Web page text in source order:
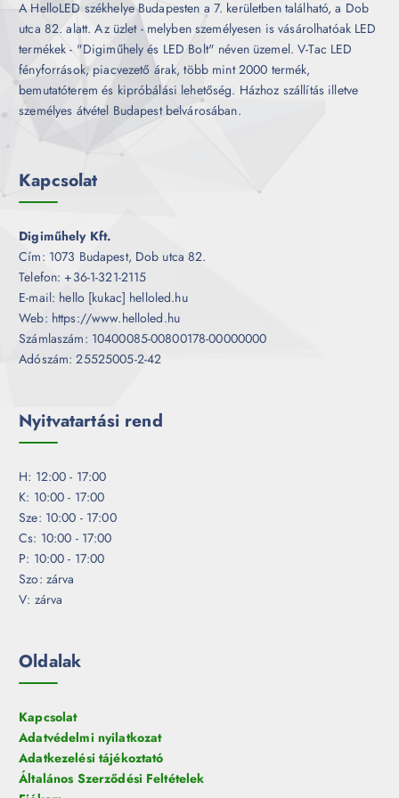
A HelloLED székhelye Budapesten a 7. kerületben található, a Dob
utca 82. alatt. Az üzlet - melyben személyesen is vásárolhatóak LED
termékek - "Digiműhely és LED Bolt" néven üzemel. V-Tac LED
fényforrások, piacvezető árak, több mint 2000 termék,
bemutatóterem és kipróbálási lehetőség. Házhoz szállítás illetve
személyes átvétel Budapest belvárosában.
Kapcsolat
Digiműhely Kft.
Cím: 1073 Budapest, Dob utca 82.
Telefon: +36-1-321-2115
E-mail: hello [kukac] helloled.hu
Web: https://www.helloled.hu
Számlaszám: 10400085-00800178-00000000
Adószám: 25525005-2-42
Nyitvatartási rend
H: 12:00 - 17:00
K: 10:00 - 17:00
Sze: 10:00 - 17:00
Cs: 10:00 - 17:00
P: 10:00 - 17:00
Szo: zárva
V: zárva
Oldalak
Kapcsolat
Adatvédelmi nyilatkozat
Adatkezelési tájékoztató
Általános Szerződési Feltételek